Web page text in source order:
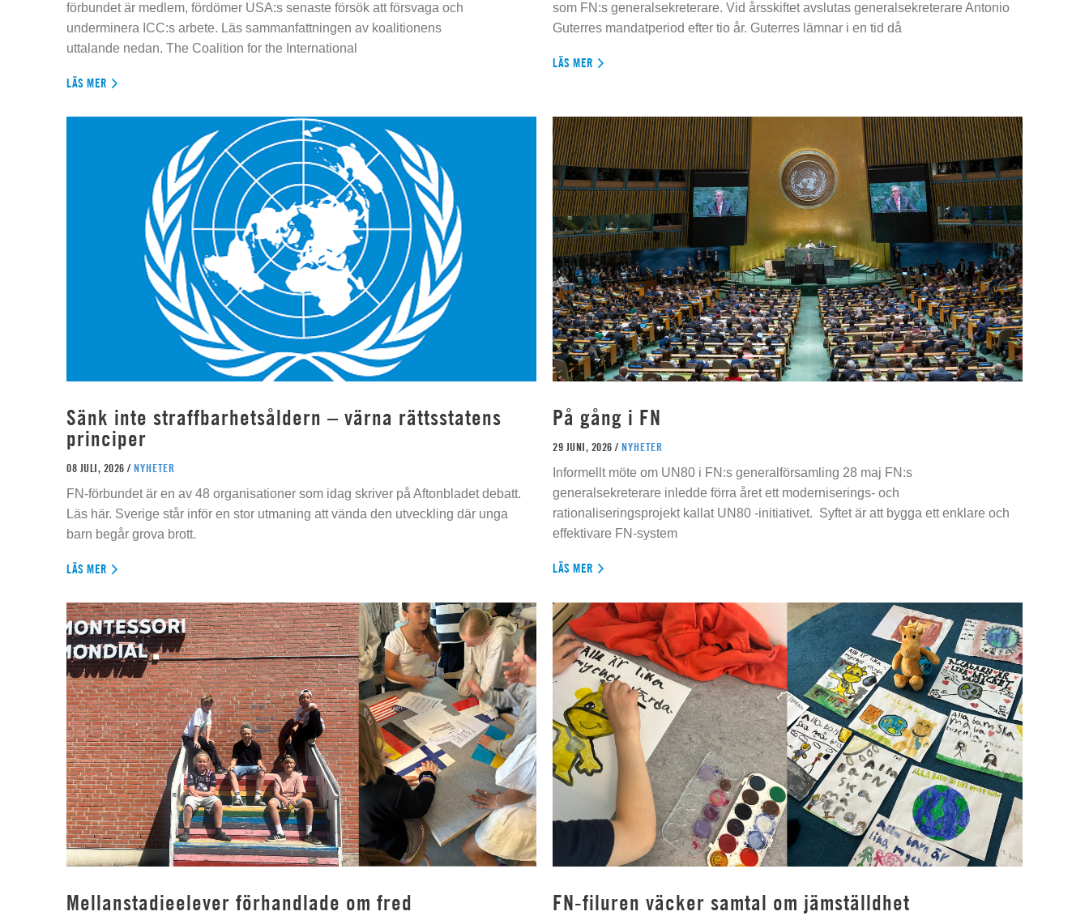
förbundet är medlem, fördömer USA:s senaste försök att försvaga och
underminera ICC:s arbete. Läs sammanfattningen av koalitionens
uttalande nedan. The Coalition for the International
LÄS MER
som FN:s generalsekreterare. Vid årsskiftet avslutas generalsekreterare Antonio
Guterres mandatperiod efter tio år. Guterres lämnar i en tid då
LÄS MER
Sänk inte straffbarhetsåldern – värna rättsstatens
principer
08 JULI, 2026 / NYHETER
FN-förbundet är en av 48 organisationer som idag skriver på Aftonbladet debatt.
Läs här. Sverige står inför en stor utmaning att vända den utveckling där unga
barn begår grova brott.
LÄS MER
På gång i FN
29 JUNI, 2026 / NYHETER
Informellt möte om UN80 i FN:s generalförsamling 28 maj FN:s
generalsekreterare inledde förra året ett moderniserings- och
rationaliseringsprojekt kallat UN80 -initiativet. Syftet är att bygga ett enklare och
effektivare FN-system
LÄS MER
Mellanstadieelever förhandlade om fred FN-filuren väcker samtal om jämställdhet